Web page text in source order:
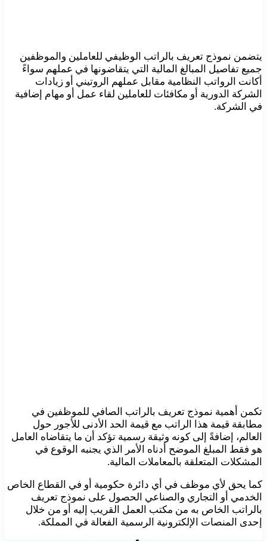
يتضمن نموذج تعريف بالراتب الوظيفي للعاملين والموظفين
جميع تفاصيل المبالغ المالية التي يتقاضونها في عملهم سواءً
أكانت الرواتب النظامية مقابل عملهم الروتيني أو زيادات
الشركة الدورية أو مكافئات للعاملين لقاء عمل أو مهام إضافية
في الشركة.
تكمن أهمية نموذج تعريف بالراتب الصافي للموظفين في
مطابقة قيمة هذا الراتب مع قيمة الحد الأدنى للأجور حول
العالم، إضافةً إلى كونه وثيقة رسمية تؤكد أن ما يتقاضاه العامل
هو فقط المبلغ الموضح أدناه الأمر الذي يجنبه الوقوع في
المشكلات المتعلقة بالمعاملات المالية.
كما يحق لأي موظف في أي دائرة حكومية أو في القطاع الخاص
الخدمي أو التجاري والصناعي الحصول على نموذج تعريف
بالراتب الخاص به من مكتب العمل القريب إليه أو من خلال
إحدى المنصات الإلكترونية الرسمية الفعالة في المملكة.